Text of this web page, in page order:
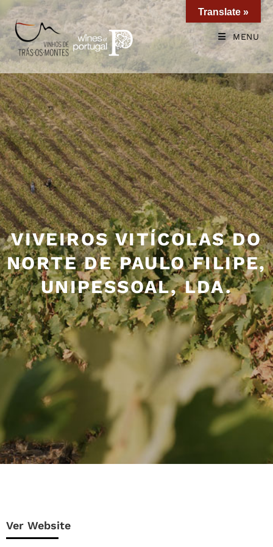
MENU
VIVEIROS VITÍCOLAS DO
NORTE DE PAULO FILIPE,
UNIPESSOAL, LDA.
Ver Website
Translate »